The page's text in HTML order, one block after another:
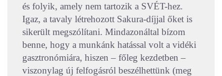
és folyik, amely nem tartozik a SVÉT-hez.
Igaz, a tavaly létrehozott Sakura-díjjal őket is
sikerült megszólítani. Mindazonáltal bízom
benne, hogy a munkánk hatással volt a vidéki
gasztronómiára, hiszen – főleg kezdetben –
viszonylag új felfogásról beszélhettünk (meg